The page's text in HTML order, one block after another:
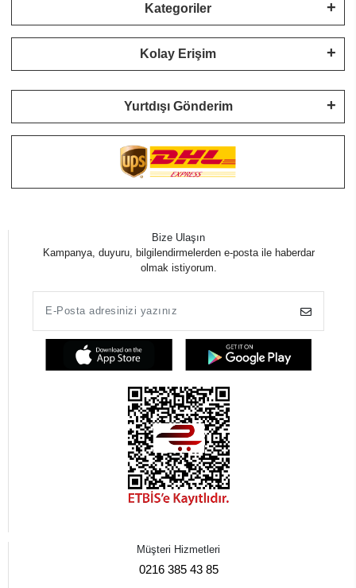
Kategoriler
Kolay Erişim
Yurtdışı Gönderim
Bize Ulaşın
Kampanya, duyuru, bilgilendirmelerden e-posta ile haberdar
olmak istiyorum.
Müşteri Hizmetleri
0216 385 43 85